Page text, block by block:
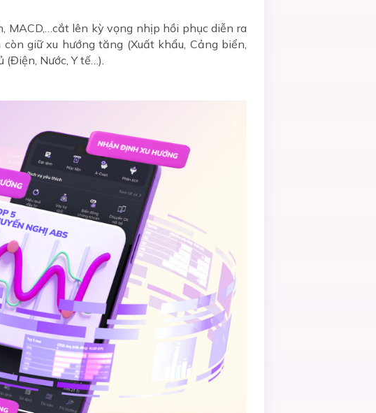
MACD,…cắt lên kỳ vọng nhịp hồi phục diễn ra
giữ xu hướng tăng (Xuất khẩu, Cảng biển,
Nước, Y tế…).